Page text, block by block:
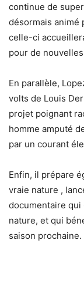
continue de
désormais animé
celle-ci
pour de
En parallèle,
volts de Louis
projet poignant
homme amputé
par un courant
Enfin, il prépare
vraie nature ,
documentaire qui
nature, et qui
saison prochaine.